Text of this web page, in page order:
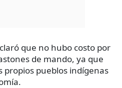
que no hubo costo por
de mando, ya que
pueblos indígenas